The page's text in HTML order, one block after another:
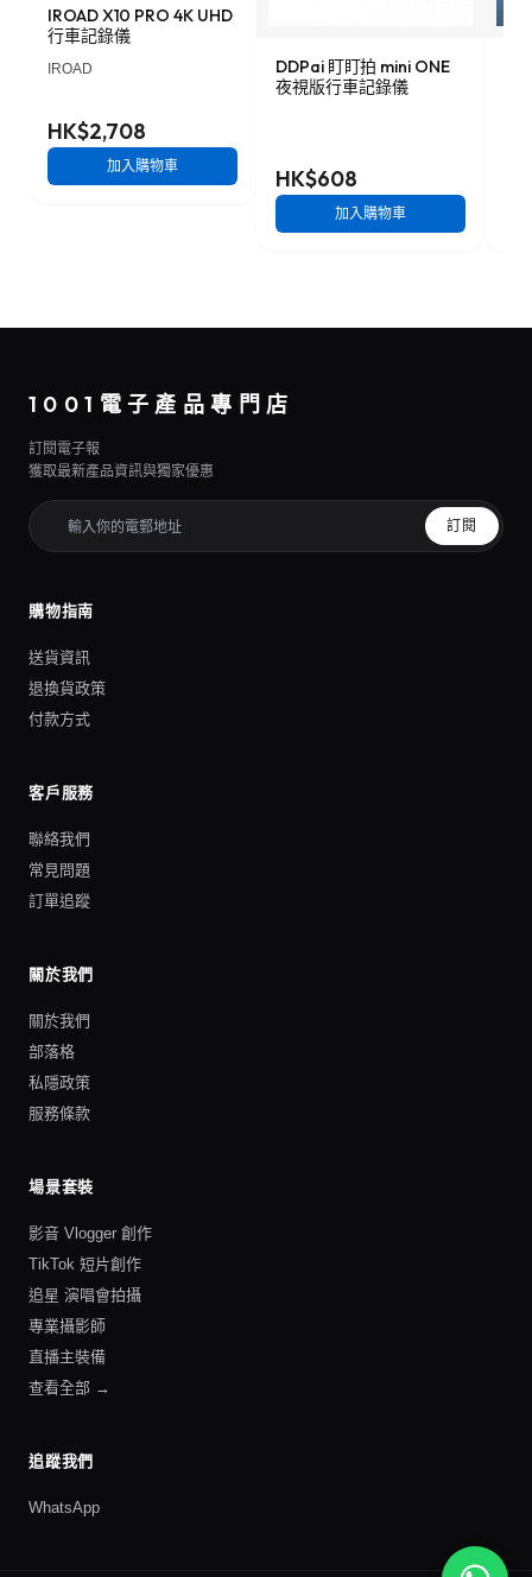
IROAD X10 PRO 4K UHD
行車記錄儀
IROAD
HK$2,708
加入購物車
DDPai 盯盯拍 mini ONE
夜視版行車記錄儀
HK$608
加入購物車
1001電子產品專門店
訂閱電子報
獲取最新產品資訊與獨家優惠
訂閱
購物指南
送貨資訊
退換貨政策
付款方式
客戶服務
聯絡我們
常見問題
訂單追蹤
關於我們
關於我們
部落格
私隱政策
服務條款
場景套裝
影音 Vlogger 創作
TikTok 短片創作
追星 演唱會拍攝
專業攝影師
直播主裝備
查看全部 →
追蹤我們
WhatsApp